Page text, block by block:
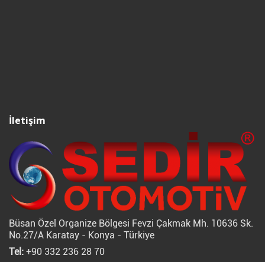
İletişim
Büsan Özel Organize Bölgesi Fevzi Çakmak Mh. 10636 Sk.
No.27/A Karatay - Konya - Türkiye
Tel: +90 332 236 28 70